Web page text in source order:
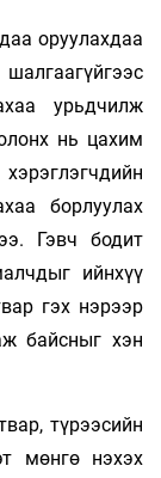
оруулахдаа
урьдчилж
нь цахим
борлуулах
Гэвч бодит
ийнхүү
гэх нэрээр
байсныг хэн
түрээсийн
мөнгө нэхэх